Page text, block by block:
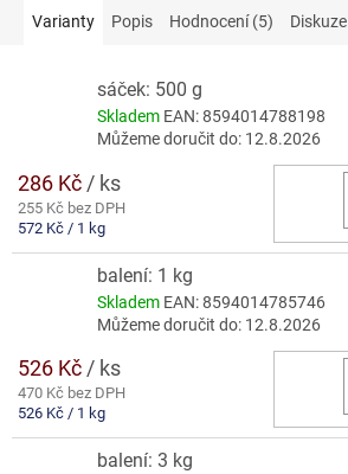
Varianty Popis Hodnocení (5) Diskuze
sáček: 500 g
Skladem EAN:8594014788198
Můžeme doručit do: 12.8.2026
286 Kč / ks
255 Kč bez DPH
Měrná
572 Kč / 1 kg
balení: 1 kg
Skladem EAN:8594014785746
Můžeme doručit do: 12.8.2026
526 Kč/ ks
470 Kč bez DPH
Měrná
526 Kč / 1 kg
balení: 3 kg